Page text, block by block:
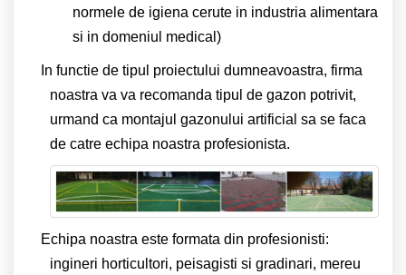
normele de igiena cerute in industria alimentara
si in domeniul medical)
In functie de tipul proiectului dumneavoastra, firma
noastra va va recomanda tipul de gazon potrivit,
urmand ca montajul gazonului artificial sa se faca
de catre echipa noastra profesionista.
Echipa noastra este formata din profesionisti:
ingineri horticultori, peisagisti si gradinari, mereu